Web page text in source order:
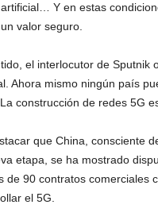
Y en estas
valor seguro.
el interlocutor de Sputnik
Ahora mismo ningún país
construcción de redes 5G
que China, consciente
etapa, se ha mostrado
de 90 contratos comerciales
el 5G.